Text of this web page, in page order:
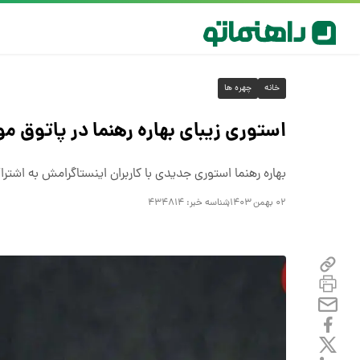
خانه چهره ها
استوری زیبای بهاره رهنما در
بهاره رهنما استوری جدیدی با کاربران اینستاگرامش به
۰۲ بهمن ۱۴۰۳ شناسه خبر: ۴۳۴۸۱۴